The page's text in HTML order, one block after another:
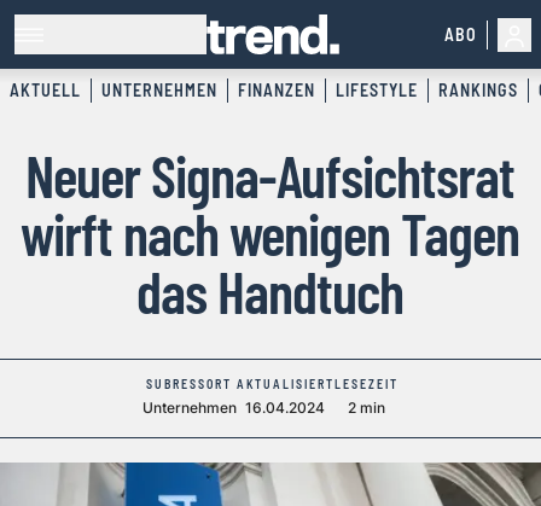
ABO
AKTUELL UNTERNEHMEN FINANZEN LIFESTYLE RANKINGS
Neuer Signa-Aufsichtsrat
wirft nach wenigen Tagen
das Handtuch
SUBRESSORT
Unternehmen
AKTUALISIERT
16.04.2024
LESEZEIT
2 min